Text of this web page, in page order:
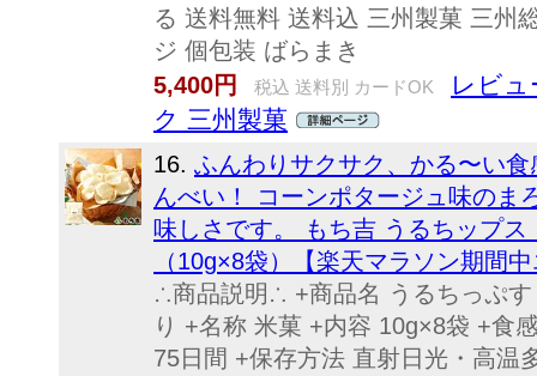
る 送料無料 送料込 三州製菓 三州
ジ 個包装 ばらまき
5,400円
税込 送料別 カードOK
レビュ
ク 三州製菓
16. ふんわりサクサク、かる〜い
んべい！ コーンポタージュ味のま
味しさです。 もち吉 うるちップ
（10g×8袋）【楽天マラソン期間
∴商品説明∴ +商品名 うるちっぷ
り +名称 米菓 +内容 10g×8袋 +食
75日間 +保存方法 直射日光・高温